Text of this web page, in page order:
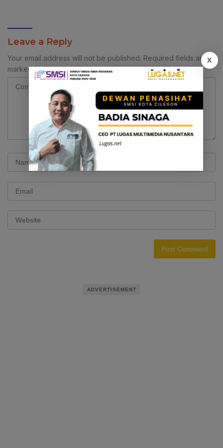
Leave a Reply
Your email address will not be published. Required fields are
marked*
ADVERTISEMENT
X